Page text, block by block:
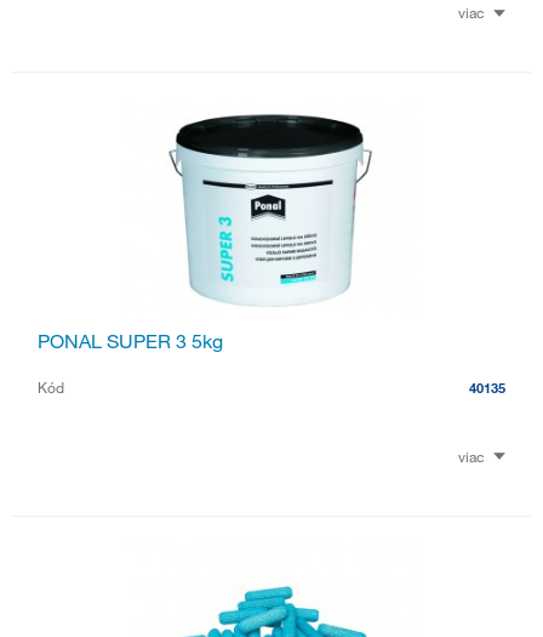
viac
PONAL SUPER 3 5kg
Kód 40135
viac